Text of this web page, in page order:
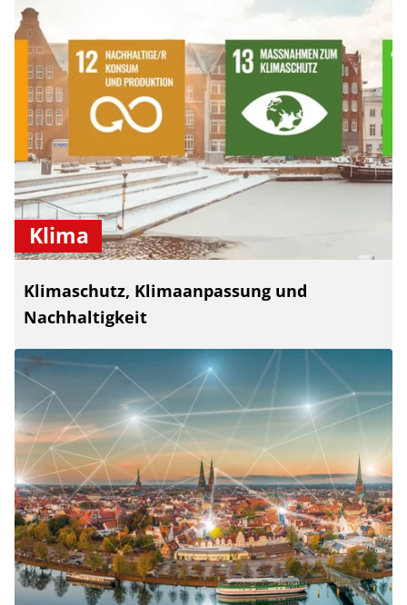
Klima
Klimaschutz, Klimaanpassung und
Nachhaltigkeit